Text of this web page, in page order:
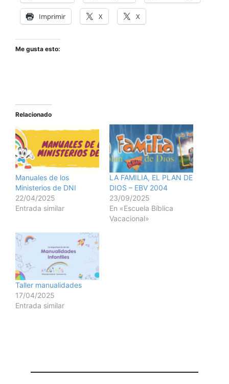
Imprimir X X
Me gusta esto:
Relacionado
Manuales de los
Ministerios de DNI
22/04/2025
Entrada similar
LA FAMILIA, EL PLAN DE
DIOS – EBV 2004
23/09/2025
En «Escuela Bíblica
Vacacional»
Taller manualidades
17/04/2025
Entrada similar